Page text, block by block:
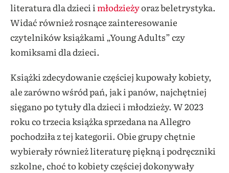
literatura dla dzieci imłodzieżyoraz beletrystyka.
Widać również rosnące zainteresowanie
czytelników książkami „Young Adults” czy
komiksami dla dzieci.
Książki zdecydowanie częściej kupowały kobiety,
ale zarówno wśród pań, jak i panów, najchętniej
sięgano po tytuły dla dzieci i młodzieży. W 2023
roku co trzecia książka sprzedana na Allegro
pochodziła z tej kategorii. Obie grupy chętnie
wybierały również literaturę piękną i podręczniki
szkolne, choć to kobiety częściej dokonywały